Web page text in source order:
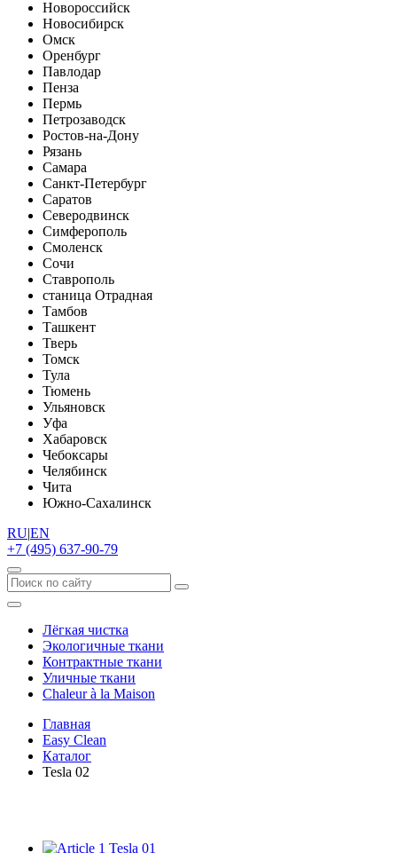
Новороссийск
Новосибирск
Омск
Оренбург
Павлодар
Пенза
Пермь
Петрозаводск
Ростов-на-Дону
Рязань
Самара
Санкт-Петербург
Саратов
Северодвинск
Симферополь
Смоленск
Сочи
Ставрополь
станица Отрадная
Тамбов
Ташкент
Тверь
Томск
Тула
Тюмень
Ульяновск
Уфа
Хабаровск
Чебоксары
Челябинск
Чита
Южно-Сахалинск
RU|EN
+7 (495) 637-90-79
Лёгкая чистка
Экологичные ткани
Контрактные ткани
Уличные ткани
Сhaleur à la Maison
Главная
Easy Clean
Каталог
Tesla 02
Tesla 01